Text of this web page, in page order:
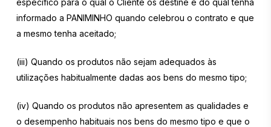
específico para o qual o Cliente os destine e do qual tenha
informado a PANIMINHO quando celebrou o contrato e que
a mesmo tenha aceitado;
(iii) Quando os produtos não sejam adequados às
utilizações habitualmente dadas aos bens do mesmo tipo;
(iv) Quando os produtos não apresentem as qualidades e
o desempenho habituais nos bens do mesmo tipo e que o